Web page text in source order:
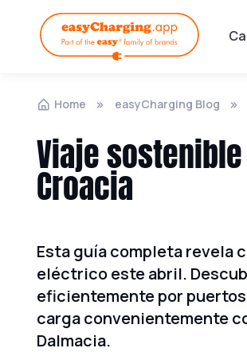
Home easyCharging Blog
Viaje
Croacia
Esta guía completa revela
eléctrico este abril.
eficientemente por
carga convenientemente
Dalmacia.